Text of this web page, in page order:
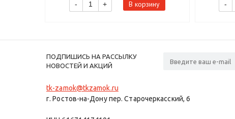
- + В корзину -
ПОДПИШИСЬ НА РАССЫЛКУ
НОВОСТЕЙ И АКЦИЙ
tk-zamok@tkzamok.ru
г. Ростов-на-Дону пер. Старочеркасский, 6